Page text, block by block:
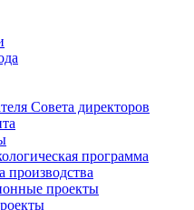
Совета директоров
программа
производства
проекты